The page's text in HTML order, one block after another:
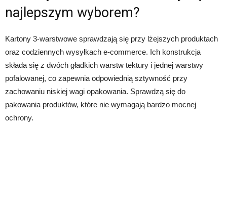
najlepszym wyborem?
Kartony 3-warstwowe sprawdzają się przy lżejszych produktach
oraz codziennych wysyłkach e-commerce. Ich konstrukcja
składa się z dwóch gładkich warstw tektury i jednej warstwy
pofalowanej, co zapewnia odpowiednią sztywność przy
zachowaniu niskiej wagi opakowania. Sprawdzą się do
pakowania produktów, które nie wymagają bardzo mocnej
ochrony.